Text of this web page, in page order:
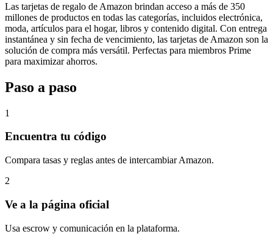
Las tarjetas de regalo de Amazon brindan acceso a más de 350
millones de productos en todas las categorías, incluidos electrónica,
moda, artículos para el hogar, libros y contenido digital. Con entrega
instantánea y sin fecha de vencimiento, las tarjetas de Amazon son la
solución de compra más versátil. Perfectas para miembros Prime
para maximizar ahorros.
Paso a paso
1
Encuentra tu código
Compara tasas y reglas antes de intercambiar Amazon.
2
Ve a la página oficial
Usa escrow y comunicación en la plataforma.